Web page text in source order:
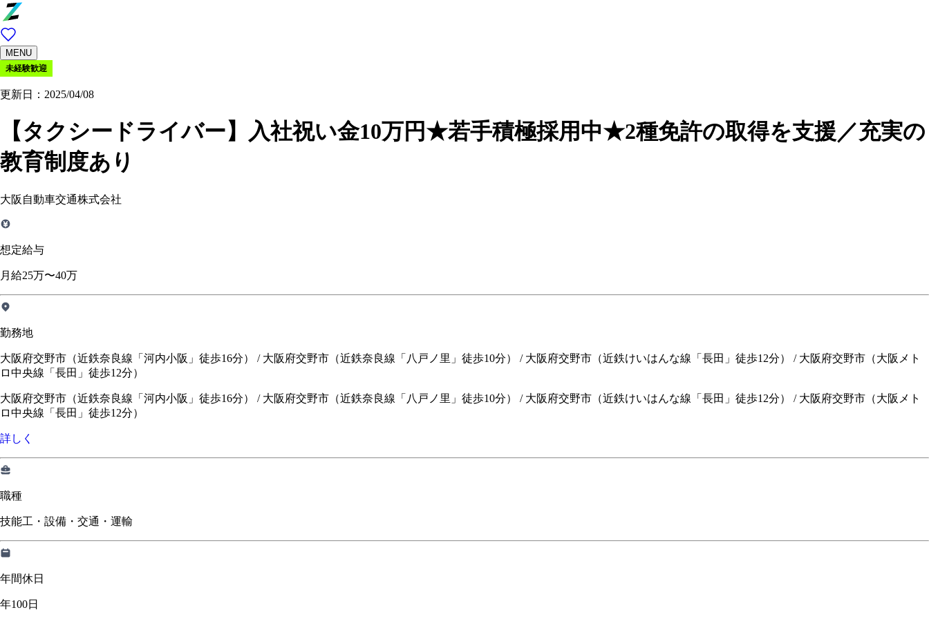
MENU
未経験歓迎
更新日：2025/04/08
【タクシードライバー】入社祝い金10万円★若手積極採用中★2種免許の取得を支援／充実の
教育制度あり
大阪自動車交通株式会社
想定給与
月給25万〜40万
勤務地
大阪府交野市（近鉄奈良線「河内小阪」徒歩16分） / 大阪府交野市（近鉄奈良線「八戸ノ里」徒歩10分） / 大阪府交野市（近鉄けいはんな線「長田」徒歩12分） / 大阪府交野市（大阪メト
ロ中央線「長田」徒歩12分）
大阪府交野市（近鉄奈良線「河内小阪」徒歩16分） / 大阪府交野市（近鉄奈良線「八戸ノ里」徒歩10分） / 大阪府交野市（近鉄けいはんな線「長田」徒歩12分） / 大阪府交野市（大阪メト
ロ中央線「長田」徒歩12分）
詳しく
職種
技能工・設備・交通・運輸
年間休日
年100日